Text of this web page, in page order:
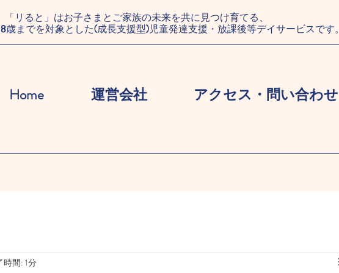
「リると」はお子さまとご家族の未来を共に見つけ育てる、
歳までを対象とした(成長支援型)児童発達支援・放課後等デイサービスです。
Home 運営会社 アクセス・問い合わせ
時間: 1分